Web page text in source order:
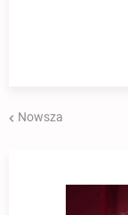
Nowsza